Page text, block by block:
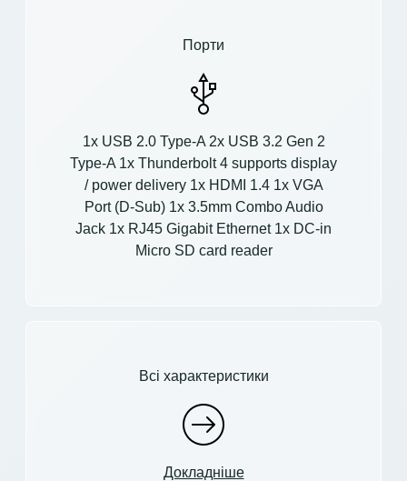
Порти
1x USB 2.0 Type-A 2x USB 3.2 Gen 2
Type-A 1x Thunderbolt 4 supports display
/ power delivery 1x HDMI 1.4 1x VGA
Port (D-Sub) 1x 3.5mm Combo Audio
Jack 1x RJ45 Gigabit Ethernet 1x DC-in
Micro SD card reader
Всі характеристики
Докладніше